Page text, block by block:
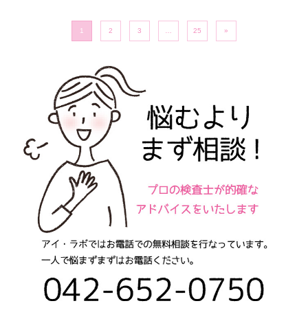
投稿ナビゲーション
1 2 3 25 »